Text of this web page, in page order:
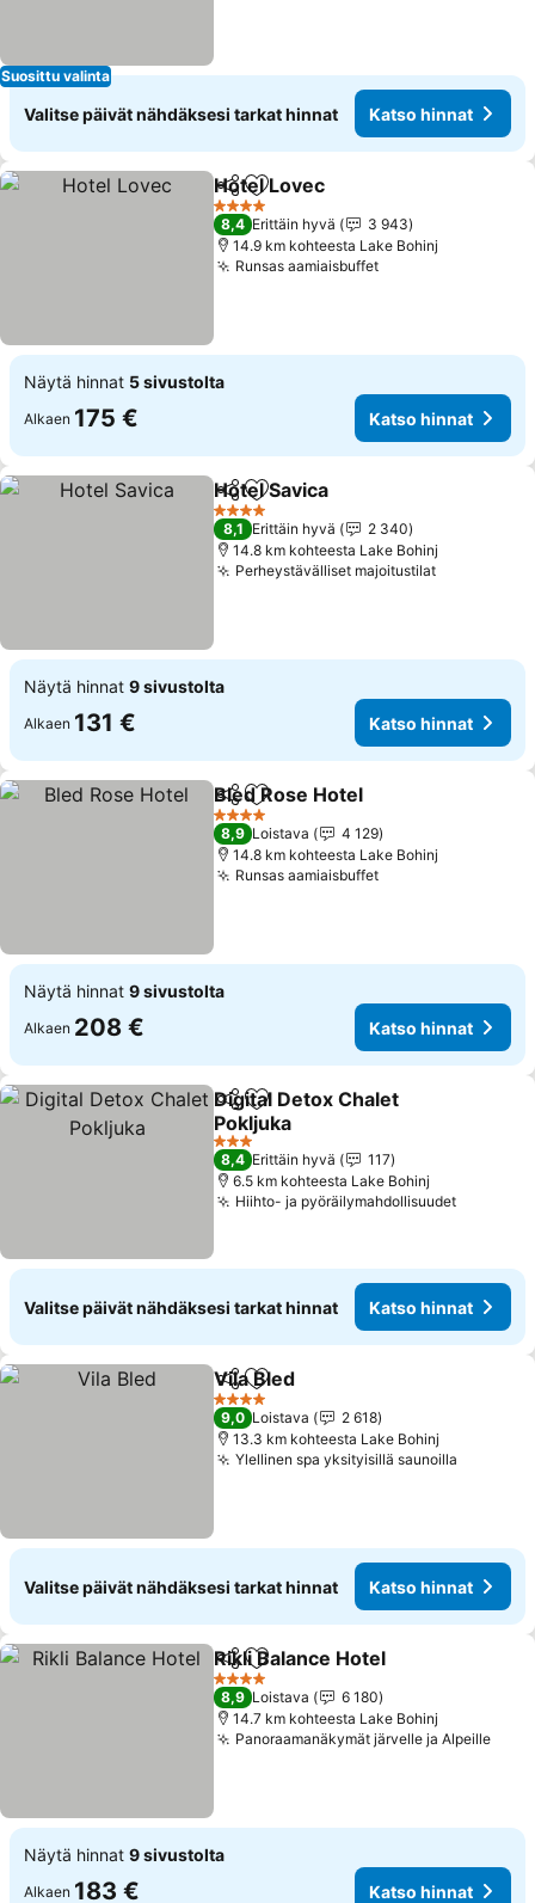
Suosittu valinta
Valitse päivät nähdäksesi tarkat hinnat Katso hinnat
Jaa Lisää suosikkeihin
Hotel Lovec
4 Tähtiluokitus
8,4 Erittäin hyvä
3 943
14.9 km kohteesta Lake Bohinj
Runsas aamiaisbuffetKatso hinnat
Näytä hinnat 5 sivustolta
Alkaen 175 € Katso hinnat
Jaa Lisää suosikkeihin
Hotel Savica
4 Tähtiluokitus
8,1 Erittäin hyvä
2 340
14.8 km kohteesta Lake Bohinj
Perheystävälliset majoitustilatKatso
Näytä hinnat 9 sivustolta
Alkaen 131 € Katso hinnat
Jaa Lisää suosikkeihin
Bled Rose Hotel
4 Tähtiluokitus
8,9 Loistava
4 129
14.8 km kohteesta Lake Bohinj
Runsas aamiaisbuffetKatso hinnat
Näytä hinnat 9 sivustolta
Alkaen 208 € Katso hinnat
Jaa Lisää suosikkeihin
Digital Detox Chalet
Pokljuka
Katso hinnat
3 Tähtiluokitus
8,4 Erittäin hyvä
117
6.5 km kohteesta Lake Bohinj
Hiihto- ja pyöräilymahdollisuudetKatso
Valitse päivät nähdäksesi tarkat hinnat Katso hinnat
Jaa Lisää suosikkeihin
Vila Bled
4 Tähtiluokitus
9,0 Loistava
2 618
13.3 km kohteesta Lake Bohinj
Ylellinen spa yksityisillä saunoilla
Valitse päivät nähdäksesi tarkat hinnat Katso hinnat
Jaa Lisää suosikkeihin
Rikli Balance Hotel
4 Tähtiluokitus
8,9 Loistava
6 180
14.7 km kohteesta Lake Bohinj
Panoraamanäkymät järvelle ja Alpeille
Näytä hinnat 9 sivustolta
Alkaen 183 € Katso hinnat